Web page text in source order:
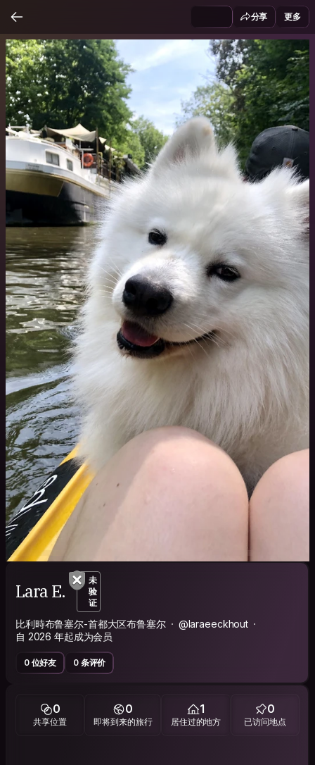
分享 更多
Lara E.
未
验
证
比利時布鲁塞尔-首都大区布鲁塞尔
@laraeeckhout
自 2026 年起成为会员
0 位好友 0 条评价
0
共享位置
0
即将到来的旅行
1
居住过的地方
0
已访问地点